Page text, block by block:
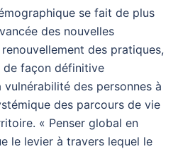
se fait de plus
des nouvelles
des pratiques,
façon définitive
vulnérabilité des personnes à
des parcours de vie
« Penser global en
le levier à travers lequel le